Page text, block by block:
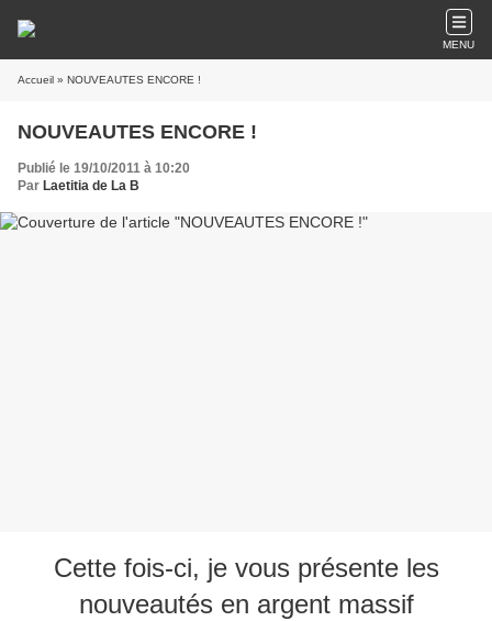
MENU
Accueil » NOUVEAUTES ENCORE !
NOUVEAUTES ENCORE !
Publié le 19/10/2011 à 10:20
Par Laetitia de La B
Cette fois-ci, je vous présente les
nouveautés en argent massif